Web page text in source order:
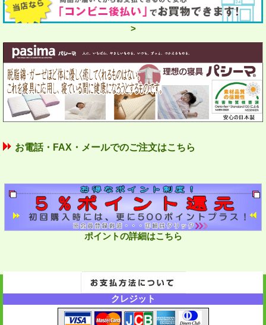
>
お電話・FAX・メールでのご注文はこちら
ポイントの詳細はこちら
クレジット